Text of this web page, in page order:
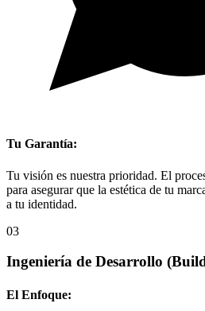
Tu Garantía:
Tu visión es nuestra prioridad. El
para asegurar que la estética de tu
a tu identidad.
03
Ingeniería de Desarrollo
El Enfoque: